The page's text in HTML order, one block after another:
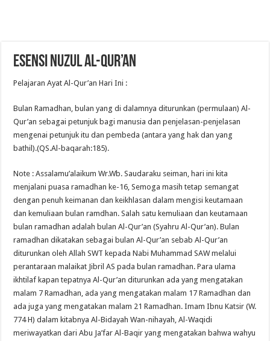
Esensi Nuzul Al-Qur’an
Pelajaran Ayat Al-Qur’an Hari Ini :
Bulan Ramadhan, bulan yang di dalamnya diturunkan (permulaan) Al-
Qur’an sebagai petunjuk bagi manusia dan penjelasan-penjelasan
mengenai petunjuk itu dan pembeda (antara yang hak dan yang
bathil).(QS.Al-baqarah:185).
Note : Assalamu’alaikum Wr.Wb. Saudaraku seiman, hari ini kita
menjalani puasa ramadhan ke-16, Semoga masih tetap semangat
dengan penuh keimanan dan keikhlasan dalam mengisi keutamaan
dan kemuliaan bulan ramdhan. Salah satu kemuliaan dan keutamaan
bulan ramadhan adalah bulan Al-Qur’an (Syahru Al-Qur’an). Bulan
ramadhan dikatakan sebagai bulan Al-Qur’an sebab Al-Qur’an
diturunkan oleh Allah SWT kepada Nabi Muhammad SAW melalui
perantaraan malaikat Jibril AS pada bulan ramadhan. Para ulama
ikhtilaf kapan tepatnya Al-Qur’an diturunkan ada yang mengatakan
malam 7 Ramadhan, ada yang mengatakan malam 17 Ramadhan dan
ada juga yang mengatakan malam 21 Ramadhan. Imam Ibnu Katsir (W.
774 H) dalam kitabnya Al-Bidayah Wan-nihayah, Al-Waqidi
meriwayatkan dari Abu Ja’far Al-Baqir yang mengatakan bahwa wahyu